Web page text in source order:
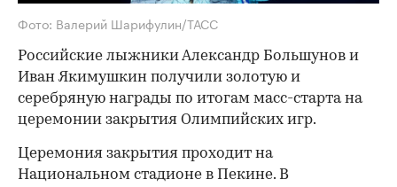
Фото: Валерий Шарифулин/ТАСС
Российские лыжники Александр Большунов и
Иван Якимушкин получили золотую и
серебряную награды по итогам масс-старта на
церемонии закрытия Олимпийских игр.
Церемония закрытия проходит на
Национальном стадионе в Пекине. В